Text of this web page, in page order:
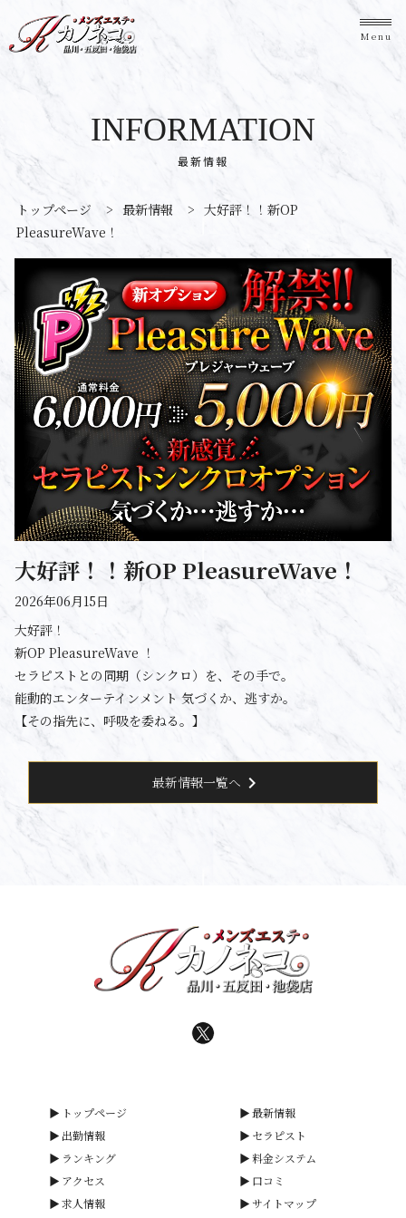
Menu
最新情報
INFORMATION
トップページ > 最新情報 > 大好評！！新OP
PleasureWave！
大好評！！新OP PleasureWave！
2026年06月15日
大好評！
新OP PleasureWave ！
セラピストとの同期（シンクロ）を、その手で。
能動的エンターテインメント 気づくか、逃すか。
【その指先に、呼吸を委ねる。】
最新情報一覧へ chevron_right
トップページ
最新情報
出勤情報
セラピスト
ランキング
料金システム
アクセス
口コミ
求人情報
サイトマップ